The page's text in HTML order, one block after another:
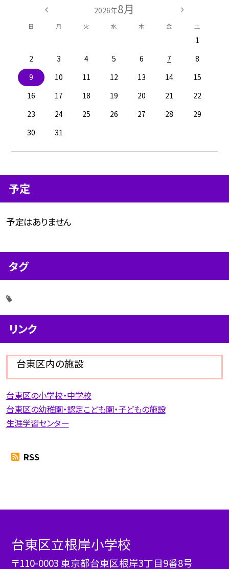
2026年8月
日 月 火 水 木 金 土
1
2
3 4 5 6 7
8
9
10 11 12 13 14
15
16
17 18 19 20 21
22
23
24 25 26 27 28
29
30
31
予定
予定はありません
タグ
リンク
台東区内の施設
台東区の小学校・中学校
台東区の幼稚園・認定こども園・子どもの施設
生涯学習センター
RSS
台東区立根岸小学校
〒110-0003 東京都台東区根岸3丁目9番8号